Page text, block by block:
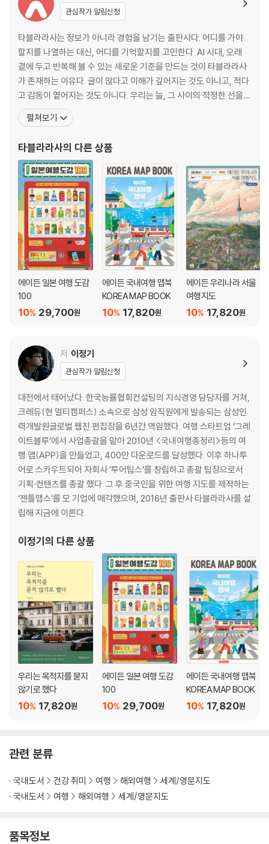
관심작가 알림신청
타블라라사는 정보가 아니라 경험을 남기는 출판사다. 어디를 가야
할지를 나열하는 대신, 어디를 기억할지를 고민한다. AI 시대, 오래
곁에 두고 반복해 볼 수 있는 새로운 기준을 만드는 것이 타블라라사
가 존재하는 이유다. 글이 많다고 이해가 깊어지는 것도 아니고, 적다
고 감동이 옅어지는 것도 아니다. 우리는 늘, 그 사이의 적정한 선을
“미친 디테일”, “여행에 진심인 출판사.” 독자들이 남긴 키워드다. AI
시대에 맞는 한국식 콘텐츠 스타일로 세계 시장에 도전할 것이다. ‘타
줄 한 줄, 하나
펼쳐보기
타블라라사의 다른 상품
에이든 일본 여행 도감
100
29,700원
10%
에이든 국내여행 맵북
KOREA MAP BOOK
17,820원
10%
에이든 우리나라 서울
여행지도
17,820원
10%
저 이정기
관심작가 알림신청
대전에서 태어났다. 한국능률협회컨설팅의 지식경영 담당자를 거쳐,
크레듀(현 멀티캠퍼스) 소속으로 삼성 임직원에게 발송되는 삼성인
력개발원글로벌 웹진 편집장을 6년간 역임했다. 여행 스타트업 ‘그레
이트블루’에서 사업총괄을 맡아 2010년 <국내여행총정리>등의 여
행 앱(APP)을 만들었고, 400만 다운로드를 달성했다. 이후 하나투
어로 스카우트되어 자회사 ‘투어팁스’를 창립하고 총괄 팀장으로서
기획·컨텐츠를 총괄 했다. 그 후 중국인을 위한 여행 지도를 제작하는
‘젠틀맵스’를 모 기업에 매각했으며, 2016년 출판사 타블라라사를 설
립해 지금에 이른다.
이정기 의 다른 상품
우리는 목적지를 묻지
않기로 했다
17,820원
10%
에이든 일본 여행 도감
100
29,700원
10%
에이든 국내여행 맵북
KOREA MAP BOOK
17,820원
10%
관련 분류
국내도서 건강 취미 여행 해외여행
세계/영문지도
국내도서
여행 해외여행 세계/영문지도
품목정보